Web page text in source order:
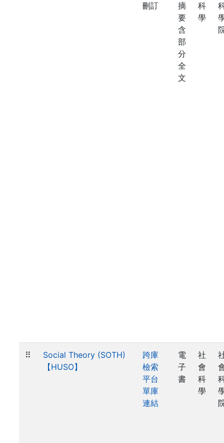
刪訂
摘
要
含
部
分
全
文
科
學
⠿
Social Theory (SOTH)
【HUSO】
跨庫
檢索
平台
單庫
連結
電
子
書
社
會
科
學